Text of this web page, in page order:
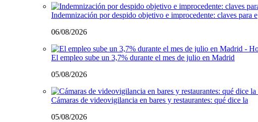
Indemnización por despido objetivo e improcedente: claves para e
06/08/2026
El empleo sube un 3,7% durante el mes de julio en Madrid
05/08/2026
Cámaras de videovigilancia en bares y restaurantes: qué dice la
05/08/2026